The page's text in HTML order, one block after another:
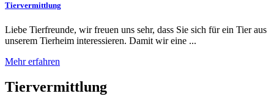
Tiervermittlung
Liebe Tierfreunde, wir freuen uns sehr, dass Sie sich für ein Tier aus
unserem Tierheim interessieren. Damit wir eine ...
Mehr erfahren
Tiervermittlung